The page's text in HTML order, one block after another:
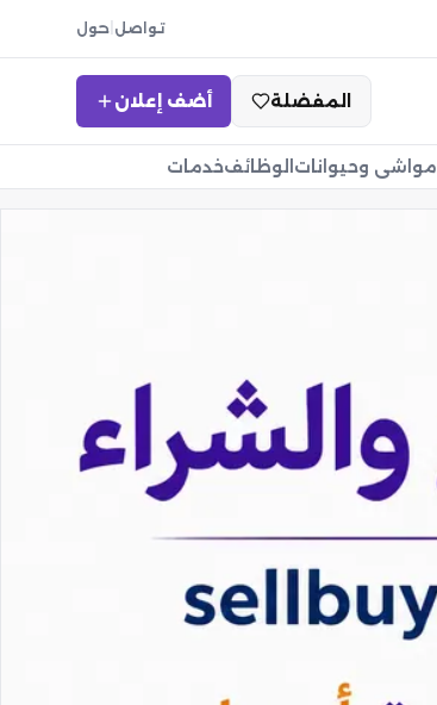
تواصل حول
أضف إعلان المفضلة
مواشي وحيوانات الوظائفخدمات